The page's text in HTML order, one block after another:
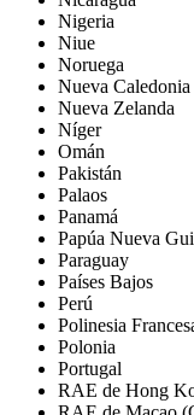
Nigeria
Niue
Noruega
Nueva Caledonia
Nueva Zelanda
Níger
Omán
Pakistán
Palaos
Panamá
Papúa Nueva
Paraguay
Países Bajos
Perú
Polinesia
Polonia
Portugal
RAE de Hong